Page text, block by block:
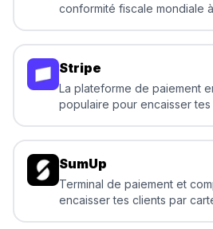
conformité fiscale mondiale
Stripe
La plateforme de paiement
populaire pour encaisser
SumUp
Terminal de paiement et
encaisser tes clients par